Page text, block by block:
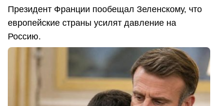
Президент Франции пообещал Зеленскому, что
европейские страны усилят давление на
Россию.